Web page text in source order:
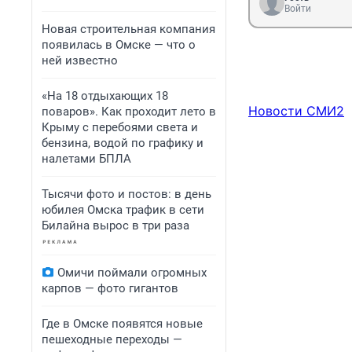
Новая строительная компания
появилась в Омске — что о
ней известно
«На 18 отдыхающих 18
поваров». Как проходит лето в
Крыму с перебоями света и
бензина, водой по графику и
налетами БПЛА
Тысячи фото и постов: в день
юбилея Омска трафик в сети
Билайна вырос в три раза
Омичи поймали огромных
карпов — фото гигантов
Где в Омске появятся новые
пешеходные переходы —
Войти
Новости СМИ2